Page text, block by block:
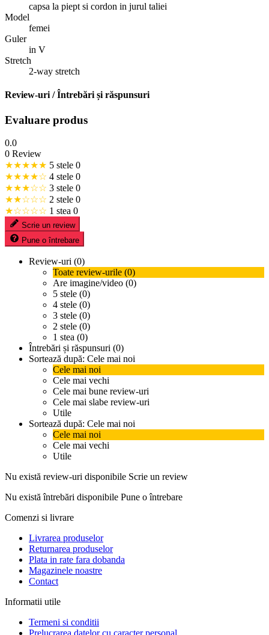
capsa la piept si cordon in jurul taliei
Model
femei
Guler
in V
Stretch
2-way stretch
Review-uri / Întrebări și răspunsuri
Evaluare produs
0.0
0 Review
★★★★★ 5 stele 0
★★★★☆ 4 stele 0
★★★☆☆ 3 stele 0
★★☆☆☆ 2 stele 0
★☆☆☆☆ 1 stea 0
Scrie un review
Pune o întrebare
Review-uri (0)
Toate review-urile (0)
Are imagine/video (0)
5 stele (0)
4 stele (0)
3 stele (0)
2 stele (0)
1 stea (0)
Întrebări și răspunsuri (0)
Sortează după: Cele mai noi
Cele mai noi
Cele mai vechi
Cele mai bune review-uri
Cele mai slabe review-uri
Utile
Sortează după: Cele mai noi
Cele mai noi
Cele mai vechi
Utile
Nu există review-uri disponibile Scrie un review
Nu există întrebări disponibile Pune o întrebare
Comenzi si livrare
Livrarea produselor
Returnarea produselor
Plata in rate fara dobanda
Magazinele noastre
Contact
Informatii utile
Termeni si conditii